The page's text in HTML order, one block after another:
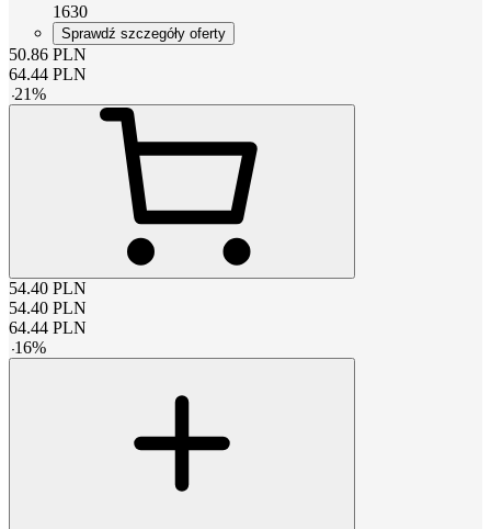
1630
Sprawdź szczegóły oferty
50.86 PLN
64.44 PLN
-21%
54.40 PLN
54.40 PLN
64.44 PLN
-16%